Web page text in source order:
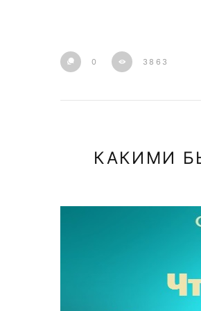
0 3863
КАКИМИ